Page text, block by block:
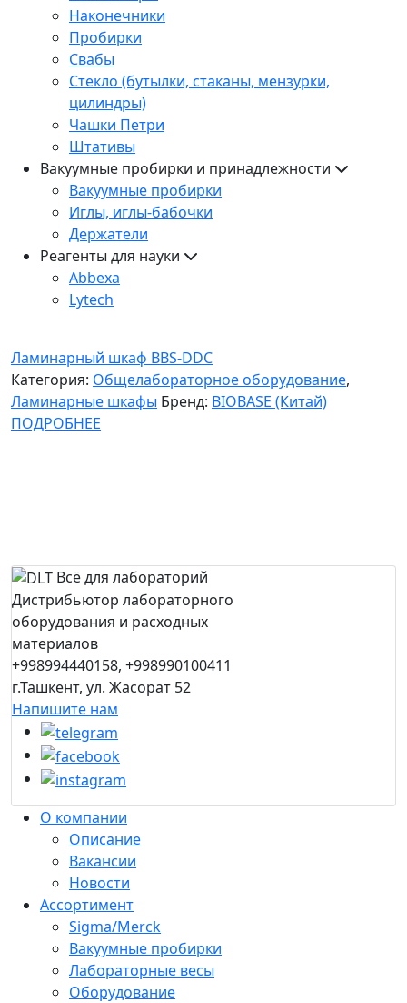
Наконечники
Пробирки
Свабы
Стекло (бутылки, стаканы, мензурки,
цилиндры)
Чашки Петри
Штативы
Вакуумные пробирки и принадлежности
Вакуумные пробирки
Иглы, иглы-бабочки
Держатели
Реагенты для науки
Abbexa
Lytech
Ламинарный шкаф BBS-DDC
Категория: Общелабораторное оборудование,
Ламинарные шкафы Бренд: BIOBASE (Китай)
ПОДРОБНЕЕ
Всё для лабораторий
Дистрибьютор лабораторного
оборудования и расходных
материалов
+998994440158, +998990100411
г.Ташкент, ул. Жасорат 52
Напишите нам
О компании
Описание
Вакансии
Новости
Ассортимент
Sigma/Merck
Вакуумные пробирки
Лабораторные весы
Оборудование